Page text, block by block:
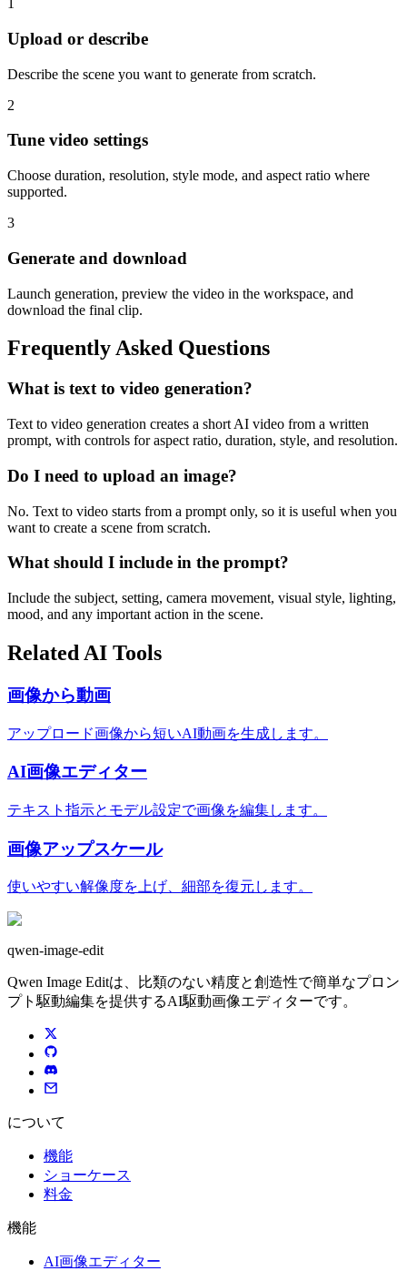
1
Upload or describe
Describe the scene you want to generate from scratch.
2
Tune video settings
Choose duration, resolution, style mode, and aspect ratio where
supported.
3
Generate and download
Launch generation, preview the video in the workspace, and
download the final clip.
Frequently Asked Questions
What is text to video generation?
Text to video generation creates a short AI video from a written
prompt, with controls for aspect ratio, duration, style, and resolution.
Do I need to upload an image?
No. Text to video starts from a prompt only, so it is useful when you
want to create a scene from scratch.
What should I include in the prompt?
Include the subject, setting, camera movement, visual style, lighting,
mood, and any important action in the scene.
Related AI Tools
画像から動画
アップロード画像から短いAI動画を生成します。
AI画像エディター
テキスト指示とモデル設定で画像を編集します。
画像アップスケール
使いやすい解像度を上げ、細部を復元します。
qwen-image-edit
Qwen Image Editは、比類のない精度と創造性で簡単なプロン
プト駆動編集を提供するAI駆動画像エディターです。
について
機能
ショーケース
料金
機能
AI画像エディター